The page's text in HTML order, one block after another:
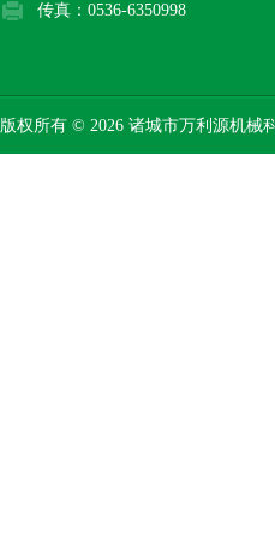
传真：0536-6350998
版权所有 © 2026 诸城市万利源机械